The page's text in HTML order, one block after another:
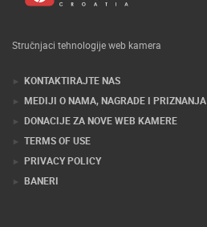
Stručnjaci tehnologije web kamera
KONTAKTIRAJTE NAS
MEDIJI O NAMA, NAGRADE I PRIZNANJA
DONACIJE ZA NOVE WEB KAMERE
TERMS OF USE
PRIVACY POLICY
BANERI